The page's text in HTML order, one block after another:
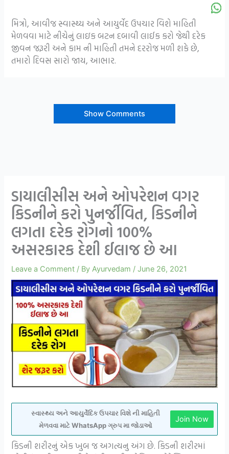
મિત્રો, આવીજ સ્વાસ્થ્ય અને આયુર્વેદ ઉપચાર વિશે માહિતી
મેળવવા માટે નીચેનું લાઇક બટન દબાવી લાઈક કરો જેથી દરેક
જીવન જરૂરી અને કામ ની માહિતી તમને દરરોજ મળી શકે છે,
તમારો દિવસ સારો જાય, આભાર.
Show Comments
ડાયાલીસીસ અને ઓપરેશન વગર
કિડનીને કરો પુનર્જીવિત, કિડનીને
લગતા દરેક રોગનો 100%
અસરકારક દેશી ઈલાજ છે આ
Leave a Comment / By Ayurvedam /June 26, 2021
સ્વાસ્થ્ય અને આયુર્વેદિક ઉપચાર વિશે ની માહિતી
મેળવવા માટે WhatsApp ગ્રુપ મા જોડાઓ
Join Now
કિડની શરીરનું એક ખુબ જ અગત્યનુ અંગ છે. કિડની શરીરમાં